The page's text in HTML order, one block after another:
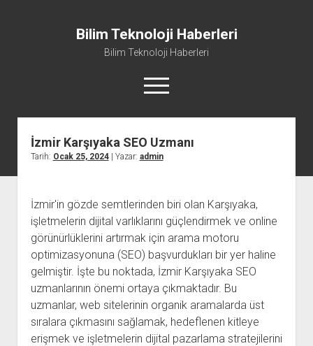
Bilim Teknoloji Haberleri
Bilim Teknoloji Haberleri
menüyü
aç
Liste
Twitter Izlenme Arttırma Parasız
İzmir Karşıyaka SEO Uzmanı
Tarih: Ocak 25, 2024| Yazar: admin
İzmir'in gözde semtlerinden biri olan Karşıyaka,
işletmelerin dijital varlıklarını güçlendirmek ve online
görünürlüklerini artırmak için arama motoru
optimizasyonuna (SEO) başvurdukları bir yer haline
gelmiştir. İşte bu noktada, İzmir Karşıyaka SEO
uzmanlarının önemi ortaya çıkmaktadır. Bu
uzmanlar, web sitelerinin organik aramalarda üst
sıralara çıkmasını sağlamak, hedeflenen kitleye
erişmek ve işletmelerin dijital pazarlama stratejilerini